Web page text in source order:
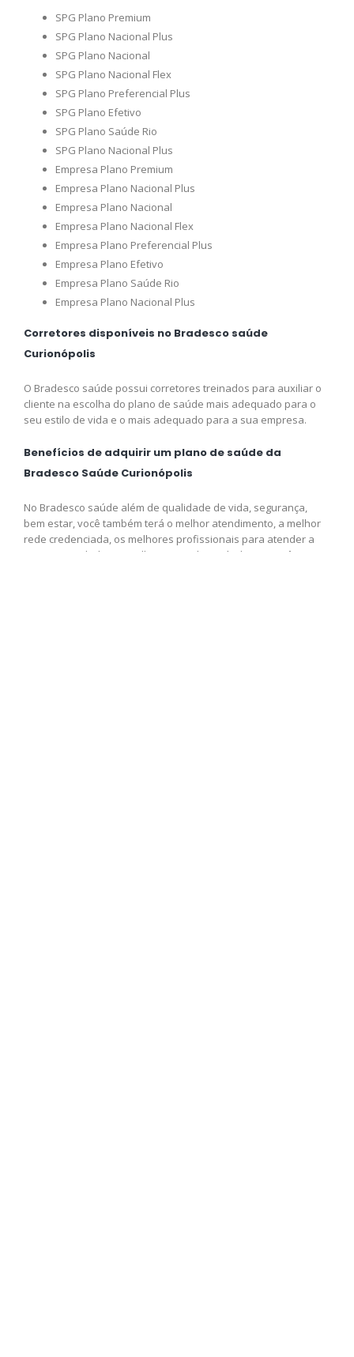
SPG Plano Premium
SPG Plano Nacional Plus
SPG Plano Nacional
SPG Plano Nacional Flex
SPG Plano Preferencial Plus
SPG Plano Efetivo
SPG Plano Saúde Rio
SPG Plano Nacional Plus
Empresa Plano Premium
Empresa Plano Nacional Plus
Empresa Plano Nacional
Empresa Plano Nacional Flex
Empresa Plano Preferencial Plus
Empresa Plano Efetivo
Empresa Plano Saúde Rio
Empresa Plano Nacional Plus
Corretores disponíveis no Bradesco saúde
Curionópolis
O Bradesco saúde possui corretores treinados para auxiliar o
cliente na escolha do plano de saúde mais adequado para o
seu estilo de vida e o mais adequado para a sua empresa.
Benefícios de adquirir um plano de saúde da
Bradesco Saúde Curionópolis
No Bradesco saúde além de qualidade de vida, segurança,
bem estar, você também terá o melhor atendimento, a melhor
rede credenciada, os melhores profissionais para atender a
sua necessidade e o melhor preço disponível para você,